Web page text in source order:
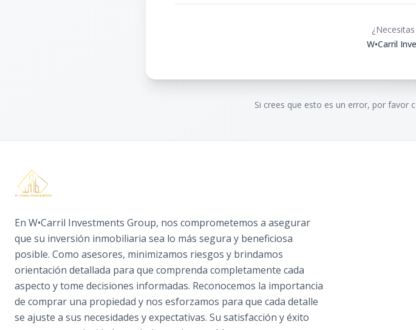
W•Carril
Si crees que esto es un error, por favor
En W•Carril Investments Group, nos comprometemos a asegurar
que su inversión inmobiliaria sea lo más segura y beneficiosa
posible. Como asesores, minimizamos riesgos y brindamos
orientación detallada para que comprenda completamente cada
aspecto y tome decisiones informadas. Reconocemos la importancia
de comprar una propiedad y nos esforzamos para que cada detalle
se ajuste a sus necesidades y expectativas. Su satisfacción y éxito